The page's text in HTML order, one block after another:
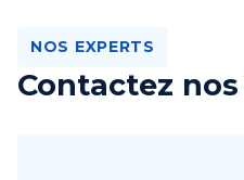
NOS EXPERTS
Contactez